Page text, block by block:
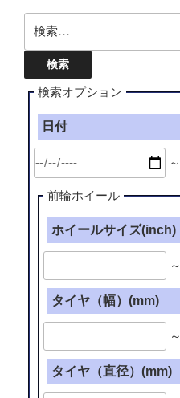
シ
ョ
ン
索:
検索オプション
日付
～
前輪ホイール
ホイールサイズ(inch)
～
タイヤ（幅）(mm)
～
タイヤ（直径）(mm)